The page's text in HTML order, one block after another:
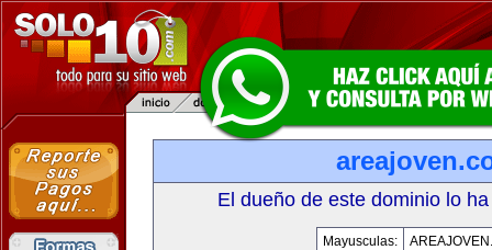
El dueño de este dominio lo
Mayusculas: